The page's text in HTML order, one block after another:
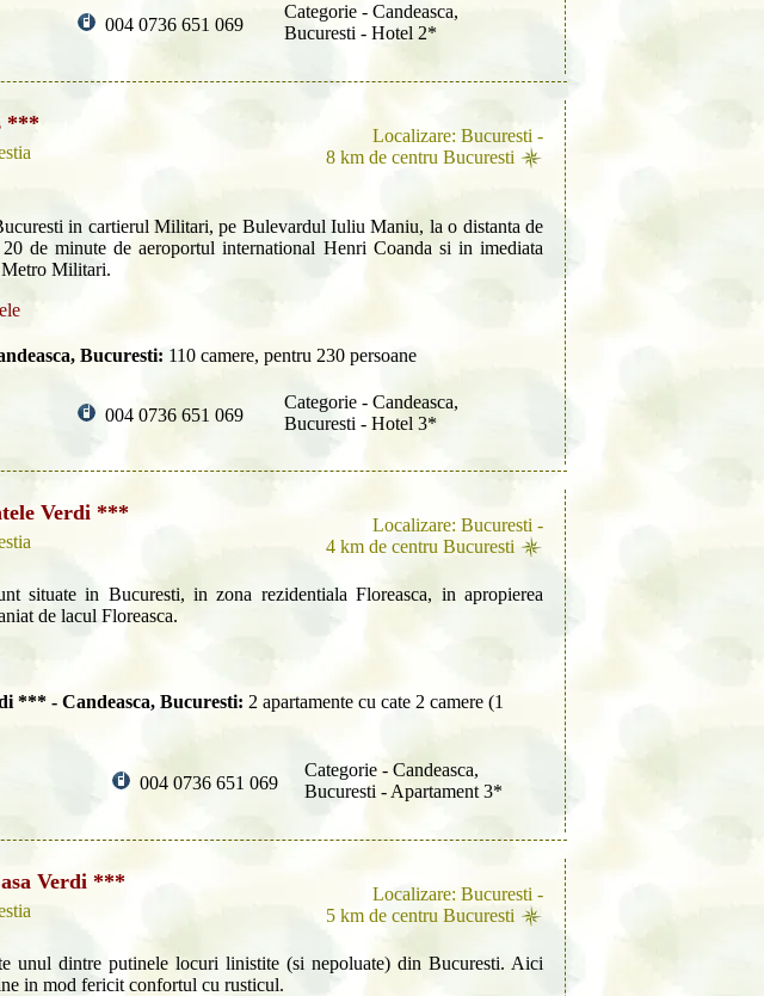
004 0736 651 069
Categorie - Candeasca,
Bucuresti - Hotel 2*
***
Localizare: Bucuresti -
8 km de centru Bucuresti
in cartierul Militari, pe Bulevardul Iuliu Maniu, la o distanta de
de minute de aeroportul international Henri Coanda si in imediata
Metro Militari.
Bucuresti: 110 camere, pentru 230 persoane
004 0736 651 069
Categorie - Candeasca,
Bucuresti - Hotel 3*
Verdi ***
Localizare: Bucuresti -
4 km de centru Bucuresti
situate in Bucuresti, in zona rezidentiala Floreasca, in apropierea
de lacul Floreasca.
*** - Candeasca, Bucuresti: 2 apartamente cu cate 2 camere (1
004 0736 651 069
Categorie - Candeasca,
Bucuresti - Apartament 3*
Verdi ***
Localizare: Bucuresti -
5 km de centru Bucuresti
unul dintre putinele locuri linistite (si nepoluate) din Bucuresti. Aici
in mod fericit confortul cu rusticul.